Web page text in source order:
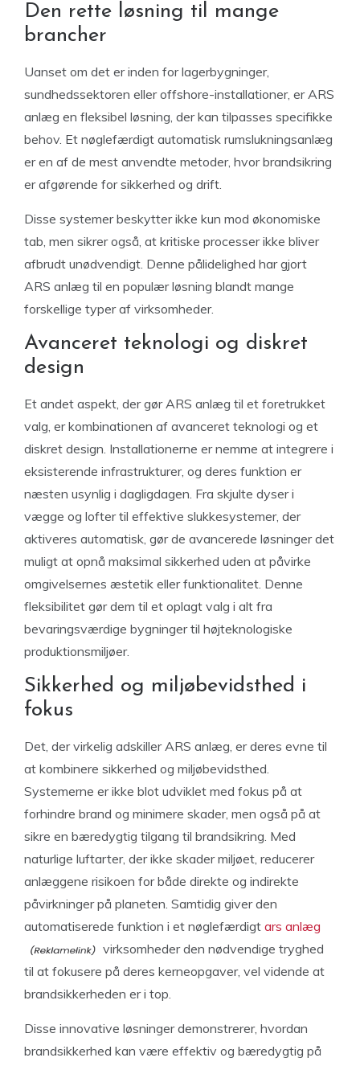
Den rette løsning til mange
brancher
Uanset om det er inden for lagerbygninger,
sundhedssektoren eller offshore-installationer, er ARS
anlæg en fleksibel løsning, der kan tilpasses specifikke
behov. Et nøglefærdigt automatisk rumslukningsanlæg
er en af de mest anvendte metoder, hvor brandsikring
er afgørende for sikkerhed og drift.
Disse systemer beskytter ikke kun mod økonomiske
tab, men sikrer også, at kritiske processer ikke bliver
afbrudt unødvendigt. Denne pålidelighed har gjort
ARS anlæg til en populær løsning blandt mange
forskellige typer af virksomheder.
Avanceret teknologi og diskret
design
Et andet aspekt, der gør ARS anlæg til et foretrukket
valg, er kombinationen af avanceret teknologi og et
diskret design. Installationerne er nemme at integrere i
eksisterende infrastrukturer, og deres funktion er
næsten usynlig i dagligdagen. Fra skjulte dyser i
vægge og lofter til effektive slukkesystemer, der
aktiveres automatisk, gør de avancerede løsninger det
muligt at opnå maksimal sikkerhed uden at påvirke
omgivelsernes æstetik eller funktionalitet. Denne
fleksibilitet gør dem til et oplagt valg i alt fra
bevaringsværdige bygninger til højteknologiske
produktionsmiljøer.
Sikkerhed og miljøbevidsthed i
fokus
Det, der virkelig adskiller ARS anlæg, er deres evne til
at kombinere sikkerhed og miljøbevidsthed.
Systemerne er ikke blot udviklet med fokus på at
forhindre brand og minimere skader, men også på at
sikre en bæredygtig tilgang til brandsikring. Med
naturlige luftarter, der ikke skader miljøet, reducerer
anlæggene risikoen for både direkte og indirekte
påvirkninger på planeten. Samtidig giver den
automatiserede funktion i et nøglefærdigt ars anlæg
virksomheder den nødvendige tryghed
til at fokusere på deres kerneopgaver, vel vidende at
brandsikkerheden er i top.
Disse innovative løsninger demonstrerer, hvordan
brandsikkerhed kan være effektiv og bæredygtig på